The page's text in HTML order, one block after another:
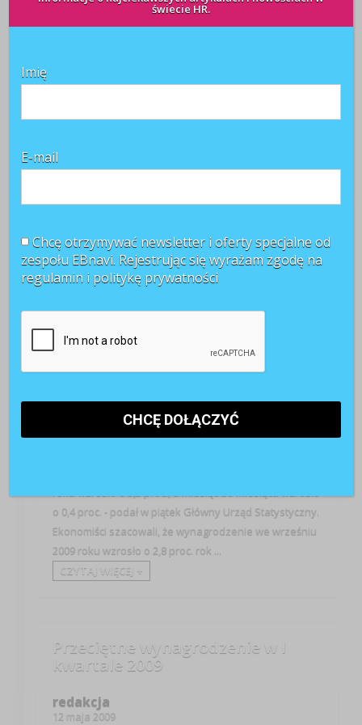
Przeciętne wynagrodzenie w III kwartale 2009 roku
ujęciu kwartalnym przeciętne wynagrodzenie wzrosło
Przeciętne zarudnienie i
redakcja
19 października 2009
Analityka HR Know How Prawo pracy
Pressroom
Wiedza
o 0,4 proc. - podał w piątek Główny Urząd Statystyczny.
Ekonomiści szacowali, że wynagrodzenie we wrześniu
2009 roku wzrosło o 2,8 proc. rok ...
CZYTAJ WIĘCEJ +
Przeciętne wynagrodzenie w I
kwartale 2009
redakcja
12 maja 2009
świecie HR.
Imię
E-mail
Chcę otrzymywać newsletter i oferty specjalne od
zespołu EBnavi. Rejestrując się wyrażam zgodę na
regulamin i politykę prywatności